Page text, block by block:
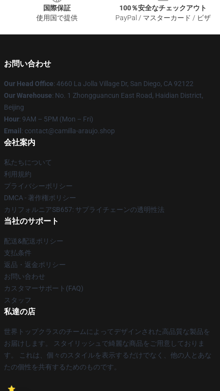
国際保証
使用国で提供
100％安全なチェックアウト
PayPal / マスターカード / ビザ
お問い合わせ
Our Head Office: 4660 La Jolla Village Dr, San Diego, CA 92122
Our Warehouse: No. 1 Zhongguancun East Road, Haidian District,
Beijing
Hour: 9AM – 5PM (Mon – Fri)
Email : contact@camilla-araujo.shop
会社案内
私たちについて
利用規約
プライバシーポリシー
DMCA - 著作権ポリシー
カリフォルニアSB657: サプライチェーンの透明性法
当社のサポート
配送&配送ポリシー
支払条件
返品・返金ポリシー
お問い合わせ
カスタマーサポート(FAQ)
スタッフ
私達の店
世界トップクラスのチームによってデザインされた高品質な製品を
お届けします。 スタイリッシュで綺麗な商品をご用意しておりま
す。 これは、個々のスタイルを表示するだけでなく、他の人とあな
たの個性を共有するためのものです。